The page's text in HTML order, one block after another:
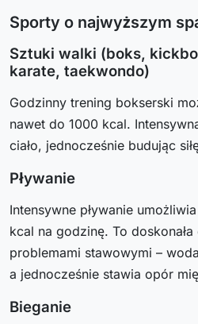
Sporty o najwyższym
Sztuki walki (boks,
karate, taekwondo)
Godzinny trening bokserski
nawet do 1000 kcal.
ciało, jednocześnie budując
Pływanie
Intensywne pływanie
kcal na godzinę. To
problemami stawowymi –
a jednocześnie stawia opór
Bieganie